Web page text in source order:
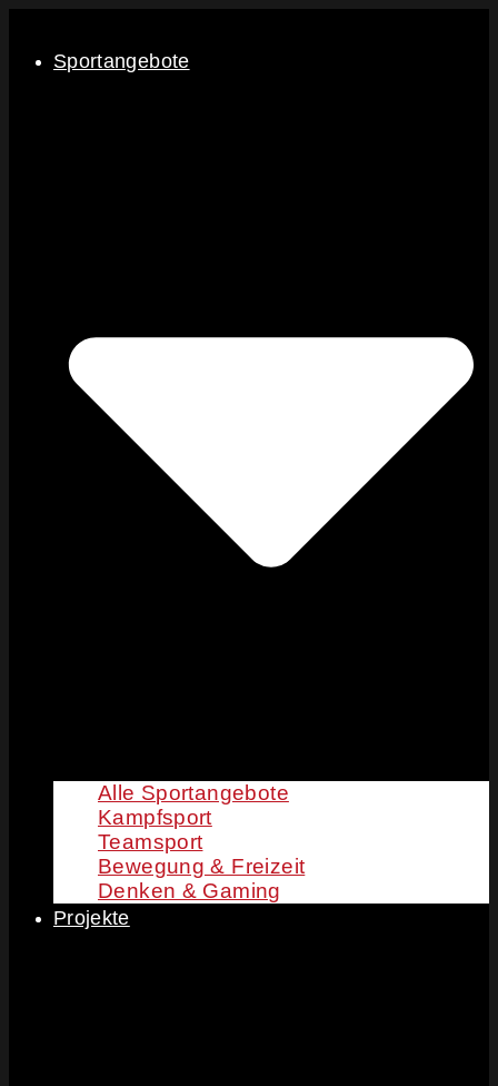
Sportangebote
Alle Sportangebote
Kampfsport
Teamsport
Bewegung & Freizeit
Denken & Gaming
Projekte